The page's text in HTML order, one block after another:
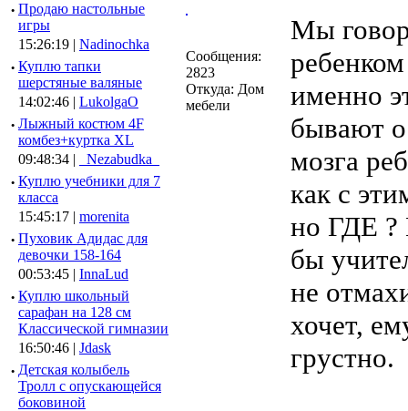
· Продаю настольные
игры
15:26:19 | Nadinochka
· Куплю тапки
шерстяные валяные
14:02:46 | LukolgaO
· Лыжный костюм 4F
комбез+куртка XL
09:48:34 |
_Nezabudka_
· Куплю учебники для 7
класса
15:45:17 | morenita
· Пуховик Адидас для
девочки 158-164
00:53:45 | InnaLud
· Куплю школьный
сарафан на 128 см
Классической гимназии
16:50:46 | Jdask
· Детская колыбель
Тролл с опускающейся
боковиной
Сообщения:
2823
Откуда: Дом
мебели
Мы
именно
бывают
мозга
как с
но ГДЕ ?
бы
не
хочет,
грустно.